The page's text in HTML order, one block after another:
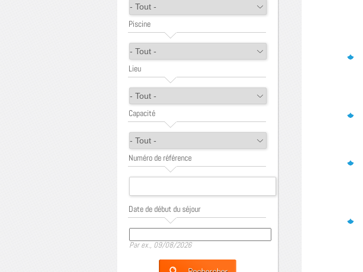
Piscine
Lieu
Capacité
Numéro de référence
Date de début du séjour
Date
Par ex., 09/08/2026